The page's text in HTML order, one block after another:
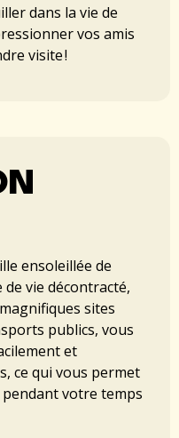
dans la vie de
vos amis
visite !
ensoleillée de
vie décontracté,
sites
publics, vous
et
ce qui vous permet
votre temps